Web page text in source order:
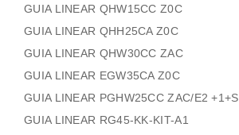
GUIA LINEAR QHW15CC Z0C
GUIA LINEAR QHH25CA Z0C
GUIA LINEAR QHW30CC ZAC
GUIA LINEAR EGW35CA Z0C
GUIA LINEAR PGHW25CC ZAC/E2 +1+S
GUIA LINEAR RG45-KK-KIT-A1